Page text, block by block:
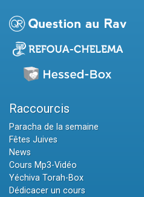
Raccourcis
Paracha de la semaine
Fêtes Juives
News
Cours Mp3-Vidéo
Yéchiva Torah-Box
Dédicacer un cours